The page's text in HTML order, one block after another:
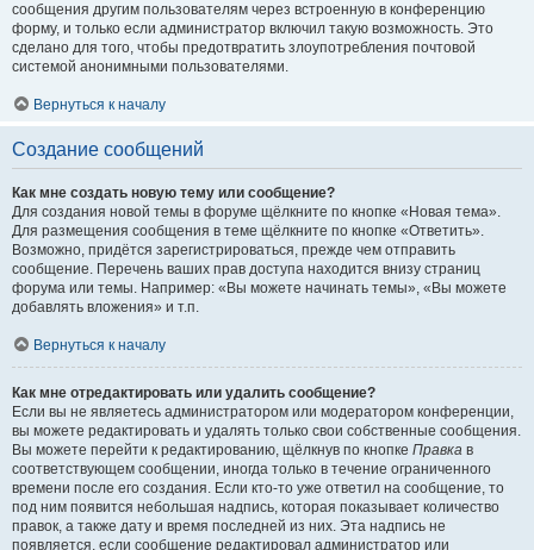
сообщения другим пользователям через встроенную в конференцию
форму, и только если администратор включил такую возможность. Это
сделано для того, чтобы предотвратить злоупотребления почтовой
системой анонимными пользователями.
Вернуться к началу
Создание сообщений
Как мне создать новую тему или сообщение?
Для создания новой темы в форуме щёлкните по кнопке «Новая тема».
Для размещения сообщения в теме щёлкните по кнопке «Ответить».
Возможно, придётся зарегистрироваться, прежде чем отправить
сообщение. Перечень ваших прав доступа находится внизу страниц
форума или темы. Например: «Вы можете начинать темы», «Вы можете
добавлять вложения» и т.п.
Вернуться к началу
Как мне отредактировать или удалить сообщение?
Если вы не являетесь администратором или модератором конференции,
вы можете редактировать и удалять только свои собственные сообщения.
Вы можете перейти к редактированию, щёлкнув по кнопке Правка в
соответствующем сообщении, иногда только в течение ограниченного
времени после его создания. Если кто-то уже ответил на сообщение, то
под ним появится небольшая надпись, которая показывает количество
правок, а также дату и время последней из них. Эта надпись не
появляется, если сообщение редактировал администратор или